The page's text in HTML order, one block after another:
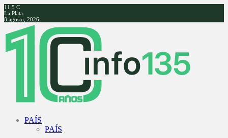
11.5 C
La Plata
8 agosto, 2026
Facebook
Twitter
Instagram
Youtube
PAÍS
PAÍS